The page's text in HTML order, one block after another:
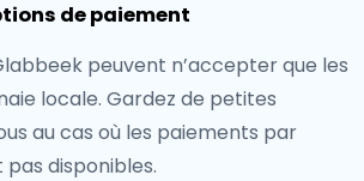
de paiement
peuvent n’accepter que les
locale. Gardez de petites
au cas où les paiements par
disponibles.